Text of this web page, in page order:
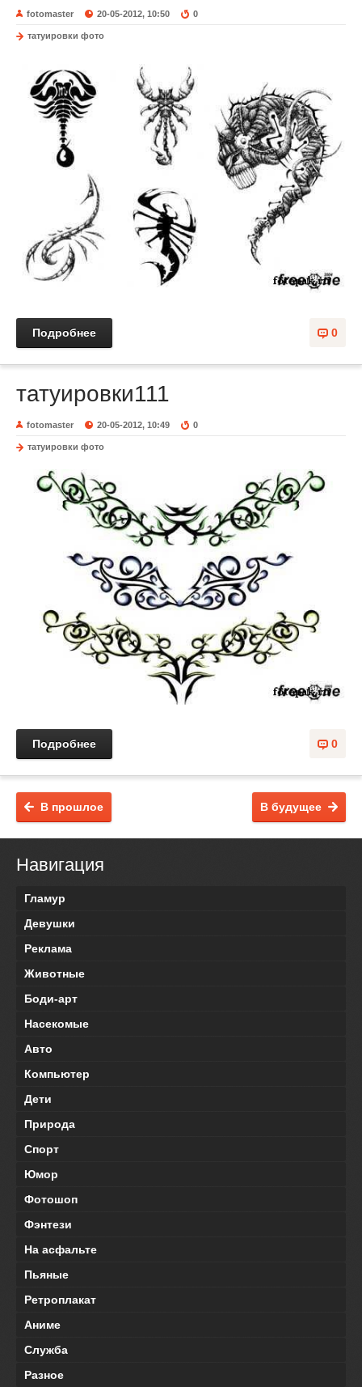
fotomaster 20-05-2012, 10:50 0
татуировки фото
0
Подробнее
татуировки111
fotomaster 20-05-2012, 10:49 0
татуировки фото
0
Подробнее
В будущее
В прошлое
Навигация
Гламур
Девушки
Реклама
Животные
Боди-арт
Насекомые
Авто
Компьютер
Дети
Природа
Спорт
Юмор
Фотошоп
Фэнтези
На асфальте
Пьяные
Ретроплакат
Аниме
Служба
Разное